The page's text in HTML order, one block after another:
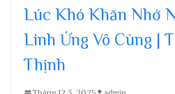
Lúc Khó Khăn Nhớ
Linh Ứng Vô Cùng |
Thịnh